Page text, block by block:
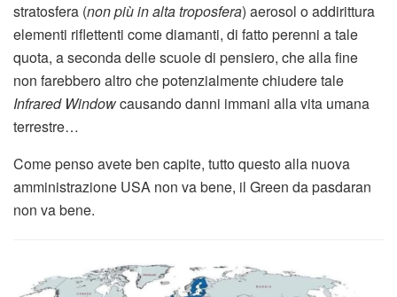
stratosfera (non più in alta troposfera) aerosol o addirittura
elementi riflettenti come diamanti, di fatto perenni a tale
quota, a seconda delle scuole di pensiero, che alla fine
non farebbero altro che potenzialmente chiudere tale
Infrared Windowcausando danni immani alla vita umana
terrestre…
Come penso avete ben capite, tutto questo alla nuova
amministrazione USA non va bene, il Green da pasdaran
non va bene.